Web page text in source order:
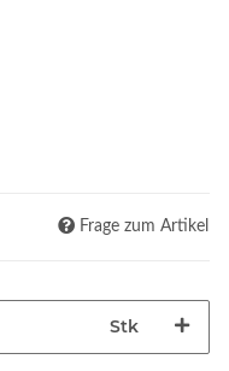
Frage zum Artikel
Stk